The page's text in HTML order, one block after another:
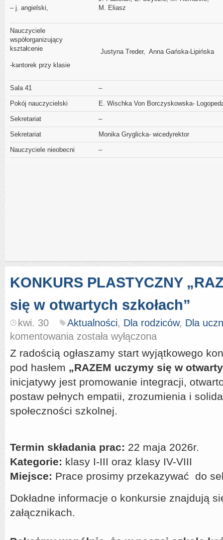
– j. angielski,
M. Eliasz
Nauczyciele
współorganizujący
kształcenie
-kantorek przy klasie
Justyna Treder, Anna Gańska-Lipińska
Sala 41 –
Pokój nauczycielski E. Wischka Von Borczyskowska-
Sekretariat –
Sekretariat Monika Gryglicka- wicedyrektor
Nauczyciele nieobecni –
KONKURS PLASTYCZNY
się w otwartych szkołach”
kwi. 30 Aktualności, Dla rodziców, Dla
komentowania KONKURS
PLASTYCZNY
„RAZEM
uczymy
się
w
otwartych
szkołach”
została wyłączona
Z radością ogłaszamy start wyjątkowego
pod hasłem „RAZEM uczymy się w
inicjatywy jest promowanie integracji,
postaw pełnych empatii, zrozumienia i
społeczności szkolnej.
Termin składania prac: 22 maja 2026r.
Kategorie: klasy I-III oraz klasy IV-VIII
Miejsce: Prace prosimy przekazywać do
Dokładne informacje o konkursie znajdują
załącznikach.